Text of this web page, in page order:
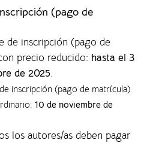
(pago de
de inscripción (pago de
precio reducido: hasta el 3
de 2025.
inscripción (pago de matrícula)
10 de noviembre de
los autores/as deben pagar